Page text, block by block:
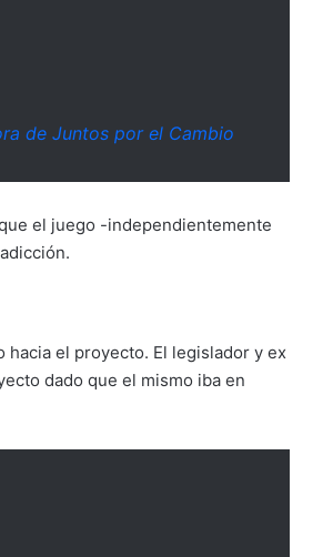
de Juntos por el Cambio
el juego -independientemente
hacia el proyecto. El legislador y ex
dado que el mismo iba en